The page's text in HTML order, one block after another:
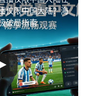
仅限中国大陆？海
破局指南